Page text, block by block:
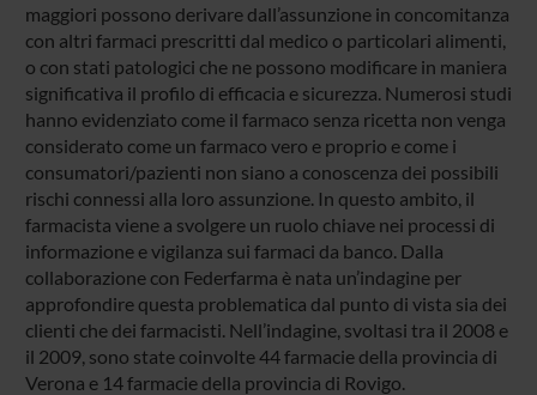
maggiori possono derivare dall’assunzione in concomitanza
con altri farmaci prescritti dal medico o particolari alimenti,
o con stati patologici che ne possono modificare in maniera
significativa il profilo di efficacia e sicurezza. Numerosi studi
hanno evidenziato come il farmaco senza ricetta non venga
considerato come un farmaco vero e proprio e come i
consumatori/pazienti non siano a conoscenza dei possibili
rischi connessi alla loro assunzione. In questo ambito, il
farmacista viene a svolgere un ruolo chiave nei processi di
informazione e vigilanza sui farmaci da banco. Dalla
collaborazione con Federfarma è nata un’indagine per
approfondire questa problematica dal punto di vista sia dei
clienti che dei farmacisti. Nell’indagine, svoltasi tra il 2008 e
il 2009, sono state coinvolte 44 farmacie della provincia di
Verona e 14 farmacie della provincia di Rovigo.